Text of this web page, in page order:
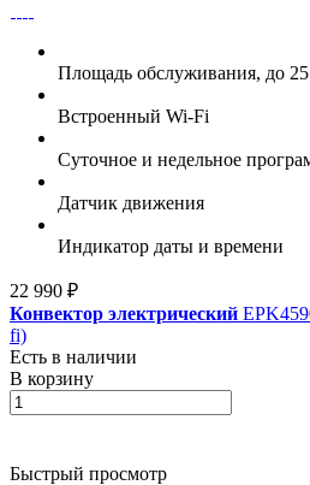
Площадь обслуживания, до
Встроенный Wi-Fi
Суточное и недельное
Датчик движения
Индикатор даты и времени
22 990 ₽
Конвектор электрический
fi)
Есть в наличии
В корзину
Быстрый просмотр